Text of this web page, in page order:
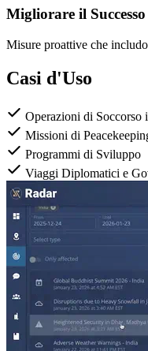
Migliorare il
Misure proattive che
Casi d'Uso
Operazioni di Soccorso
Missioni di
Programmi di Sviluppo
Viaggi Diplomatici e